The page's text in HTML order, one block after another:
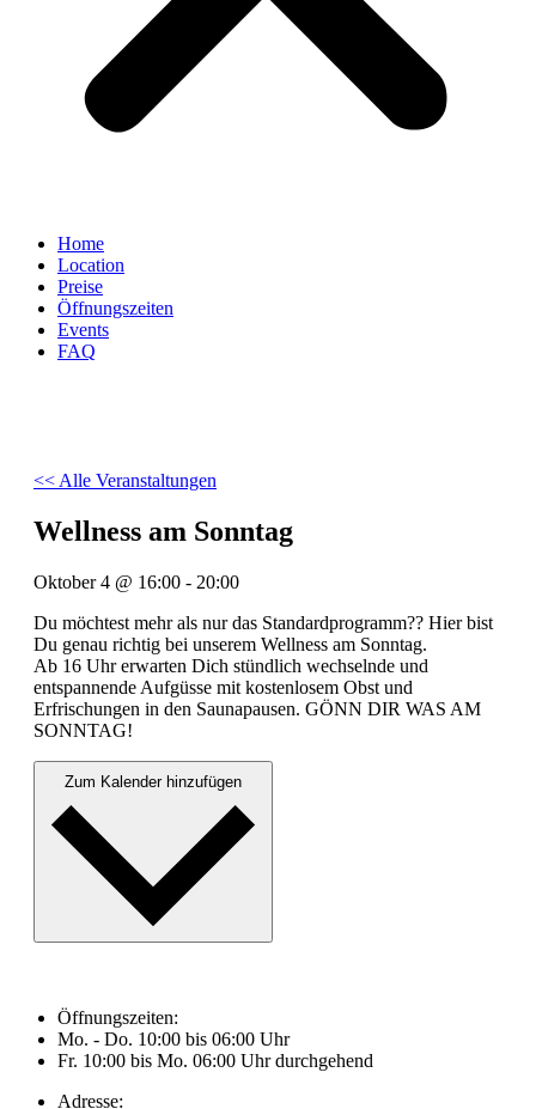
Home
Location
Preise
Öffnungszeiten
Events
FAQ
<< Alle Veranstaltungen
Wellness am Sonntag
Oktober 4 @ 16:00 - 20:00
Du möchtest mehr als nur das Standardprogramm?? Hier bist
Du genau richtig bei unserem Wellness am Sonntag.
Ab 16 Uhr erwarten Dich stündlich wechselnde und
entspannende Aufgüsse mit kostenlosem Obst und
Erfrischungen in den Saunapausen. GÖNN DIR WAS AM
SONNTAG!
Öffnungszeiten:
Mo. - Do. 10:00 bis 06:00 Uhr
Fr. 10:00 bis Mo. 06:00 Uhr durchgehend
Adresse: